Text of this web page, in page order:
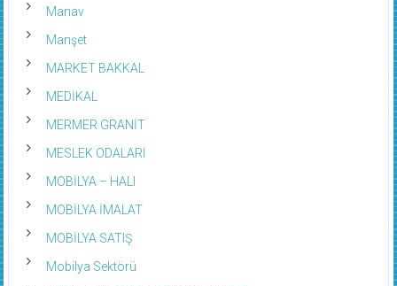
Manav
Manşet
MARKET BAKKAL
MEDİKAL
MERMER GRANİT
MESLEK ODALARI
MOBİLYA – HALI
MOBİLYA İMALAT
MOBİLYA SATIŞ
Mobilya Sektörü